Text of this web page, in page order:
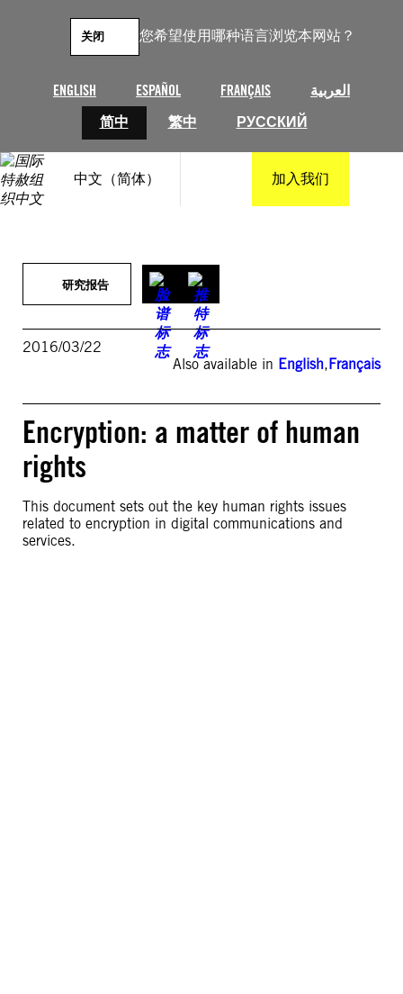
您希望使用哪种语言浏览本网站？
ENGLISH ESPAÑOL FRANÇAIS
العربية
简中
繁中 РУССКИЙ
关闭
中文（简体） 加入我们
研究报告
2016/03/22
Also available in English,Français
Encryption: a matter of human
rights
This document sets out the key human rights issues
related to encryption in digital communications and
services.